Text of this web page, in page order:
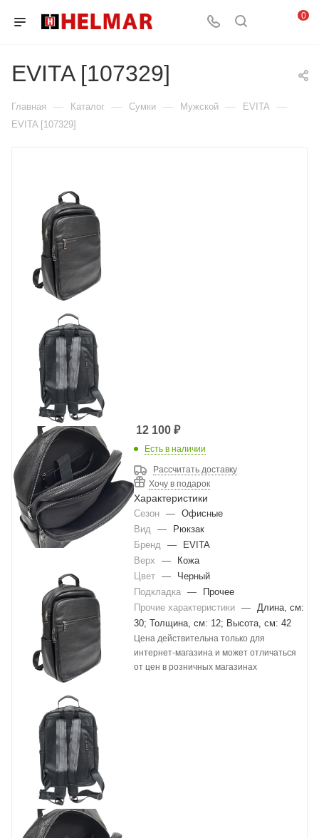
0
EVITA [107329]
Главная — Каталог — Сумки — Мужской — EVITA —
EVITA [107329]
12 100₽
Есть в наличии
Рассчитать доставку
Хочу в подарок
Характеристики
Сезон —
Офисные
Вид —
Рюкзак
Бренд —
EVITA
Верх
—
Кожа
Цвет —
Черный
Подкладка —
Прочее
Прочие характеристики —
Длина, см:
30; Толщина, см: 12; Высота, см: 42
Цена действительна только для
интернет-магазина и может отличаться
от цен в розничных магазинах